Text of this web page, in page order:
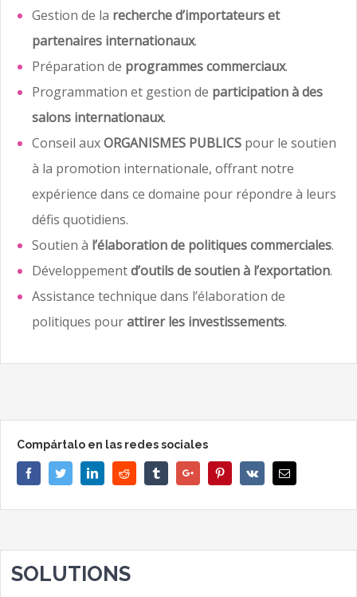
Gestion de la recherche d’importateurs et
partenaires internationaux.
Préparation de programmes commerciaux.
Programmation et gestion de participation à des
salons internationaux.
Conseil auxORGANISMES PUBLICS pour le soutien
à la promotion internationale, offrant notre
expérience dans ce domaine pour répondre à leurs
défis quotidiens.
Soutien à l’élaboration de politiques commerciales.
Développementd’outils de soutien à l’exportation.
Assistance technique dans l’élaboration de
politiques pourattirer les investissements.
Compártalo en las redes sociales
FacebookTwitterLinkedinReddit TumblrGoogle+ PinterestVk Email
SOLUTIONS